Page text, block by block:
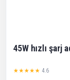
45W hızlı şarj
★★★★★ 4.6